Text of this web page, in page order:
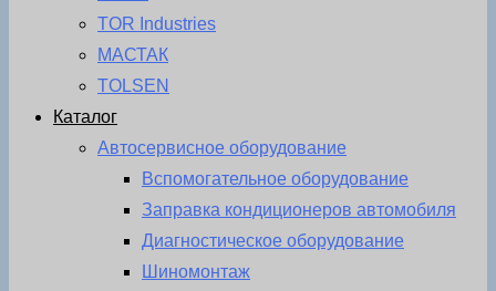
TOR Industries
МАСТАК
TOLSEN
Каталог
Автосервисное оборудование
Вспомогательное оборудование
Заправка кондиционеров автомобиля
Диагностическое оборудование
Шиномонтаж